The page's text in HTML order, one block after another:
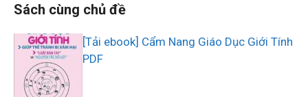
Sách cùng chủ đề
[Tải ebook] Cẩm Nang Giáo Dục Giới Tính
PDF